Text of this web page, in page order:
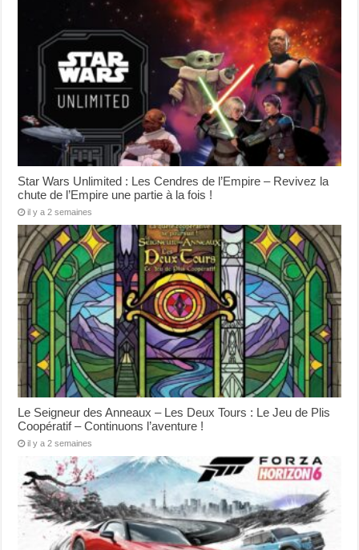
Star Wars Unlimited : Les Cendres de l’Empire – Revivez la
chute de l’Empire une partie à la fois !
il y a 2 semaines
Le Seigneur des Anneaux – Les Deux Tours : Le Jeu de Plis
Coopératif – Continuons l’aventure !
il y a 2 semaines